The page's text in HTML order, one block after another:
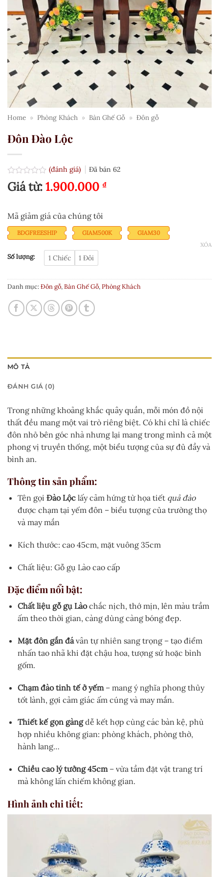
Home » Phòng Khách » Bàn Ghế Gỗ » Đôn gỗ
Đôn Đào Lộc
Được
xếp
5
sao
(đánh giá) Đã bán 62
Giá từ:1.900.000 ₫
Mã giảm giá của chúng tôi
BDGFREESHIP GIAM500K GIAM30
Số lượng: 1 Chiếc 1 Đôi
XÓA
Danh mục:Đôn gỗ,Bàn Ghế Gỗ,Phòng Khách
MÔ TẢ
ĐÁNH GIÁ (0)
Trong những khoảng khắc quây quần, mỗi món đồ nội
thất đều mang một vai trò riêng biệt. Có khi chỉ là chiếc
đôn nhỏ bên góc nhà nhưng lại mang trong mình cả một
phong vị truyền thống, một biểu tượng của sự đủ đầy và
bình an.
Thông tin sản phẩm:
Tên gọi Đào Lộc lấy cảm hứng từ họa tiết quả đào
được chạm tại yếm đôn – biểu tượng của trường thọ
và may mắn
Kích thước: cao 45cm, mặt vuông 35cm
Chất liệu: Gỗ gụ Lào cao cấp
Đặc điểm nổi bật:
Chất liệu gỗ gụ Làochắc nịch, thớ mịn, lên màu trầm
ấm theo thời gian, càng dùng càng bóng đẹp.
Mặt đôn gắn đávân tự nhiên sang trọng – tạo điểm
nhấn tao nhã khi đặt chậu hoa, tượng sứ hoặc bình
gốm.
Chạm đào tinh tế ở yếm– mang ý nghĩa phong thủy
tốt lành, gợi cảm giác ấm cúng và may mắn.
Thiết kế gọn gàngdễ kết hợp cùng các bàn kệ, phù
hợp nhiều không gian: phòng khách, phòng thờ,
hành lang…
Chiều cao lý tưởng 45cm– vừa tầm đặt vật trang trí
mà không lấn chiếm không gian.
Hình ảnh chi tiết: